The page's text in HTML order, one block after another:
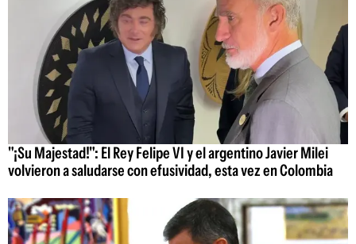
"¡Su Majestad!": El Rey Felipe VI y el argentino Javier Milei
volvieron a saludarse con efusividad, esta vez en Colombia